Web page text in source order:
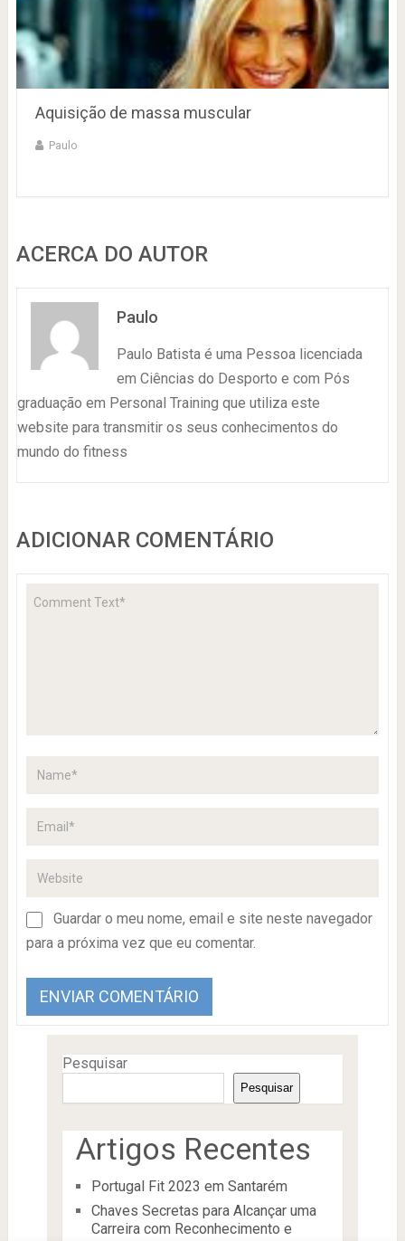
Aquisição de massa muscular
Paulo
ACERCA DO AUTOR
Paulo
Paulo Batista é uma Pessoa licenciada
em Ciências do Desporto e com Pós
graduação em Personal Training que utiliza este
website para transmitir os seus conhecimentos do
mundo do fitness
ADICIONAR COMENTÁRIO
Guardar o meu nome, email e site neste navegador
para a próxima vez que eu comentar.
Pesquisar
Pesquisar
Artigos Recentes
Portugal Fit 2023 em Santarém
Chaves Secretas para Alcançar uma
Carreira com Reconhecimento e